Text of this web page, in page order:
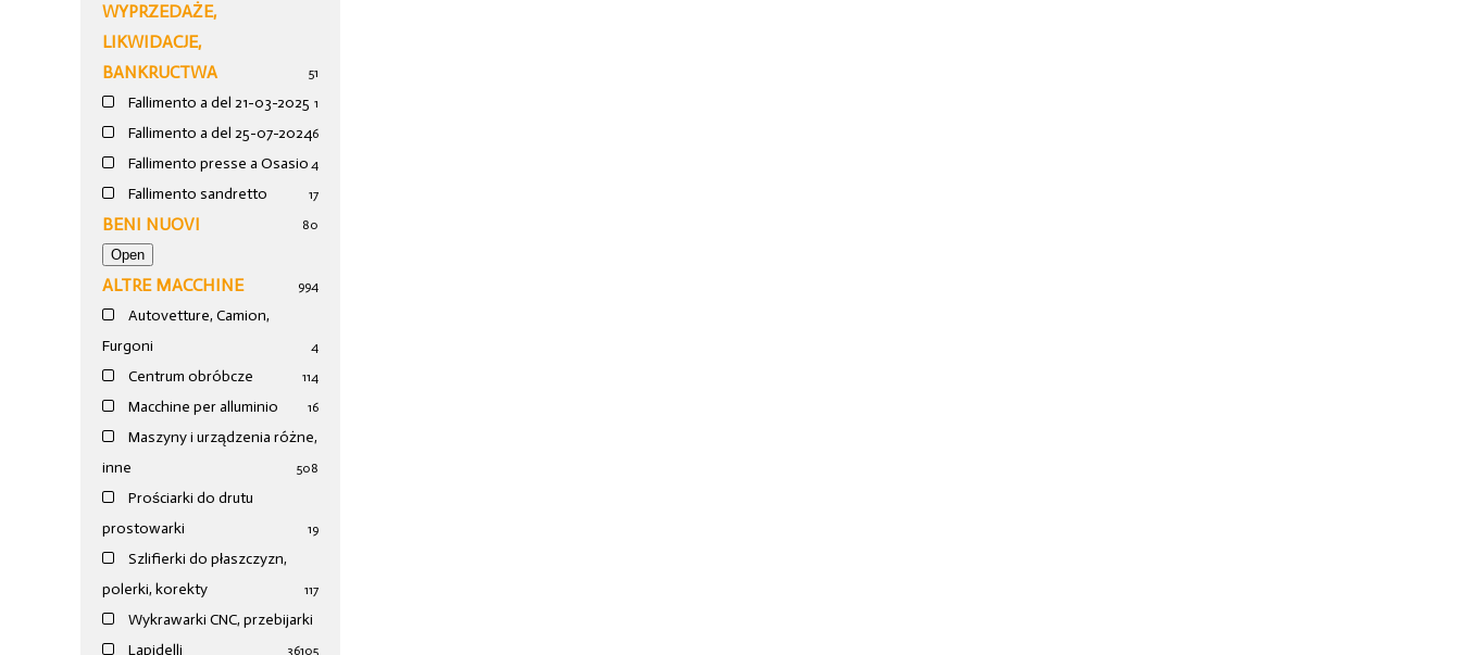
WYPRZEDAŻE,
LIKWIDACJE,
BANKRUCTWA
51
Fallimento a del 21-03-2025 1
Fallimento a del 25-07-20246
Fallimento presse a Osasio 4
Fallimento sandretto 17
BENI NUOVI 80
ALTRE MACCHINE 994
Autovetture, Camion,
Furgoni
4
Centrum obróbcze 114
Macchine per alluminio 16
Maszyny i urządzenia różne,
inne
508
Prościarki do drutu
prostowarki
19
Szlifierki do płaszczyzn,
polerki, korekty
117
Wykrawarki CNC, przebijarki
105
Lapidelli 36